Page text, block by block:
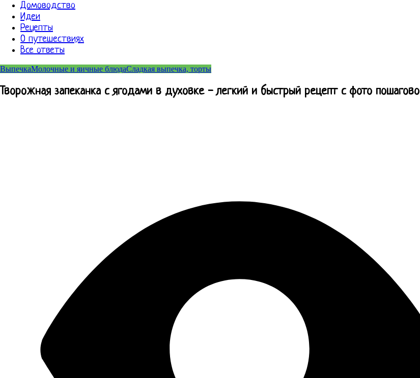
Домоводство
Идеи
Рецепты
О путешествиях
Все ответы
ВыпечкаМолочные и яичные блюдаСладкая выпечка, торты
Творожная запеканка с ягодами в духовке - легкий и быстрый рецепт с фото пошагово